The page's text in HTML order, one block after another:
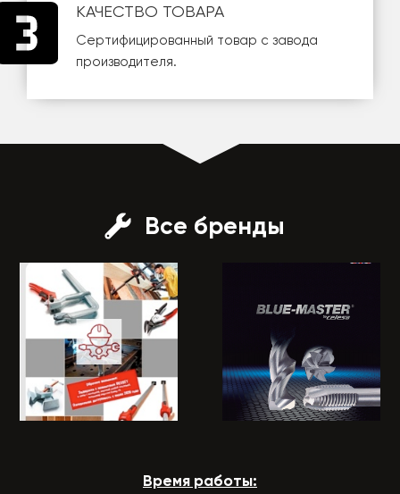
КАЧЕСТВО ТОВАРА
Сертифицированный товар с завода
производителя.
Все бренды
Время работы: